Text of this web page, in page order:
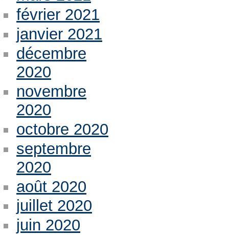
février 2021
janvier 2021
décembre
2020
novembre
2020
octobre 2020
septembre
2020
août 2020
juillet 2020
juin 2020